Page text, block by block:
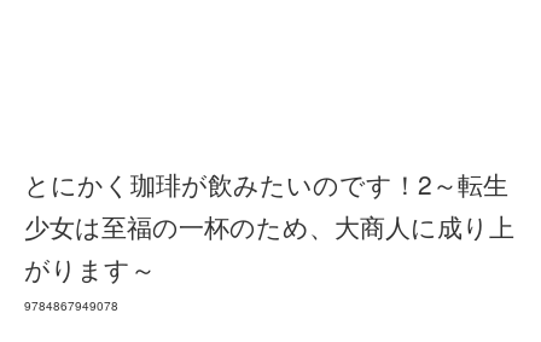
とにかく珈琲が飲みたいのです！2～転生
少女は至福の一杯のため、大商人に成り上
がります～
9784867949078